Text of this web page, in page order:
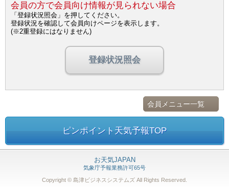
会員の方で会員向け情報が見られない場合
「登録状況照会」を押してください。
登録状況を確認して会員向けページを表示します。
(※2重登録にはなりません)
登録状況照会
会員メニュー一覧
ピンポイント天気予報TOP
お天気JAPAN
気象庁予報業務許可65号
Copyright © 島津ビジネスシステムズ All Rights Reserved.